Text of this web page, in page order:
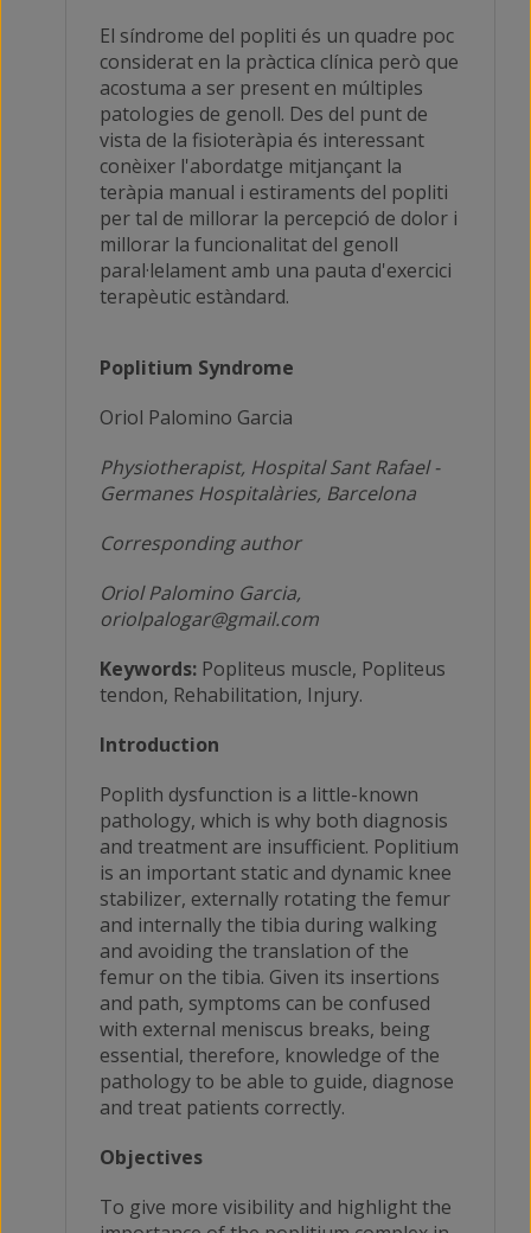
El síndrome del popliti és un quadre poc
considerat en la pràctica clínica però que
acostuma a ser present en múltiples
patologies de genoll. Des del punt de
vista de la fisioteràpia és interessant
conèixer l'abordatge mitjançant la
teràpia manual i estiraments del popliti
per tal de millorar la percepció de dolor i
millorar la funcionalitat del genoll
paral·lelament amb una pauta d'exercici
terapèutic estàndard.
Poplitium Syndrome
Oriol Palomino Garcia
Physiotherapist, Hospital Sant Rafael -
Germanes Hospitalàries, Barcelona
Corresponding author
Oriol Palomino Garcia,
oriolpalogar@gmail.com
Keywords: Popliteus muscle, Popliteus
tendon, Rehabilitation, Injury.
Introduction
Poplith dysfunction is a little-known
pathology, which is why both diagnosis
and treatment are insufficient. Poplitium
is an important static and dynamic knee
stabilizer, externally rotating the femur
and internally the tibia during walking
and avoiding the translation of the
femur on the tibia. Given its insertions
and path, symptoms can be confused
with external meniscus breaks, being
essential, therefore, knowledge of the
pathology to be able to guide, diagnose
and treat patients correctly.
Objectives
To give more visibility and highlight the